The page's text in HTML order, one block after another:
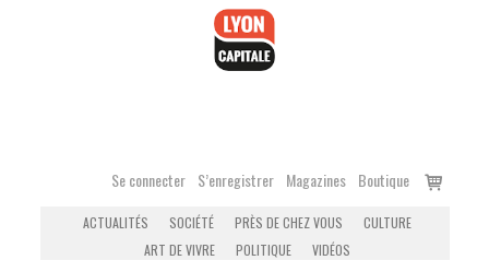
Se connecter S’enregistrer Magazines Boutique
Voir
ACTUALITÉS SOCIÉTÉ PRÈS DE CHEZ VOUS
CULTURE
ART DE VIVRE
POLITIQUE VIDÉOS